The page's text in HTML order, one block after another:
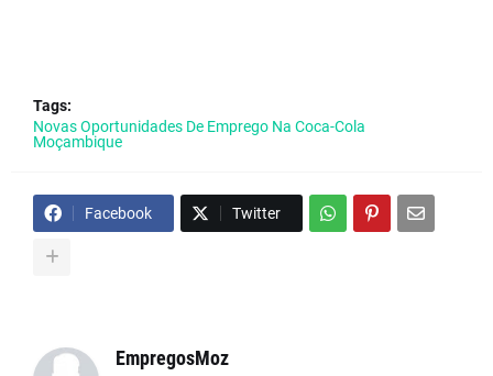
Tags:
Novas Oportunidades De Emprego Na Coca-Cola
Moçambique
Facebook Twitter
EmpregosMoz